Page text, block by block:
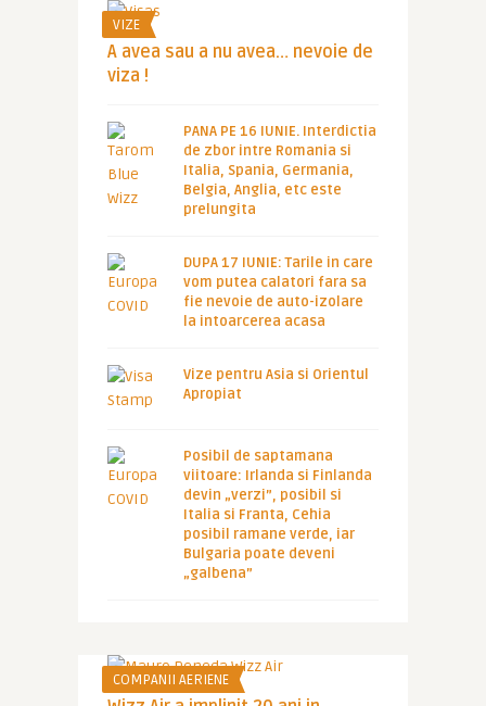
VIZE
A avea sau a nu avea… nevoie de
viza !
PANA PE 16 IUNIE. Interdictia
de zbor intre Romania si
Italia, Spania, Germania,
Belgia, Anglia, etc este
prelungita
DUPA 17 IUNIE: Tarile in care
vom putea calatori fara sa
fie nevoie de auto-izolare
la intoarcerea acasa
Vize pentru Asia si Orientul
Apropiat
Posibil de saptamana
viitoare: Irlanda si Finlanda
devin „verzi”, posibil si
Italia si Franta, Cehia
posibil ramane verde, iar
Bulgaria poate deveni
„galbena”
COMPANII AERIENE